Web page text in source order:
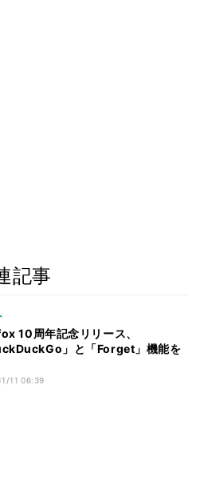
記事
10周年記念リリース、
」と「Forget」機能を
11 06:39